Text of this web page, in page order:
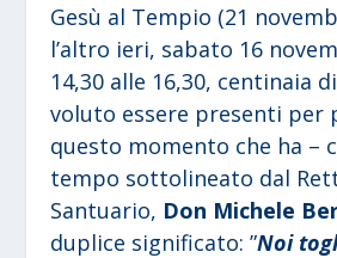
Gesù al Tempio (21
l’altro ieri, sabato 16
14,30 alle 16,30, centinaia
voluto essere presenti per
questo momento che ha –
tempo sottolineato dal
Santuario, Don Michele
duplice significato: ”Noi